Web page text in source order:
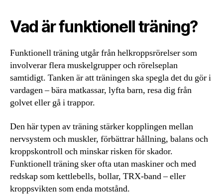
Vad är funktionell träning?
Funktionell träning utgår från helkroppsrörelser som
involverar flera muskelgrupper och rörelseplan
samtidigt. Tanken är att träningen ska spegla det du gör i
vardagen – bära matkassar, lyfta barn, resa dig från
golvet eller gå i trappor.
Den här typen av träning stärker kopplingen mellan
nervsystem och muskler, förbättrar hållning, balans och
kroppskontroll och minskar risken för skador.
Funktionell träning sker ofta utan maskiner och med
redskap som kettlebells, bollar, TRX-band – eller
kroppsvikten som enda motstånd.